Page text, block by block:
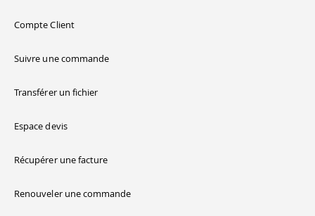
Compte Client
Suivre une commande
Transférer un fichier
Espace devis
Récupérer une facture
Renouveler une commande